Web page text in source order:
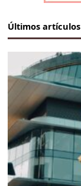
Últimos artículos